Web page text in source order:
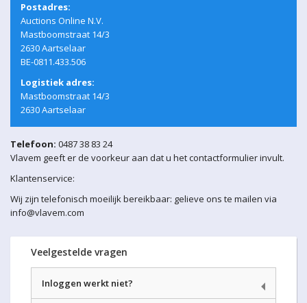
Postadres:
Auctions Online N.V.
Mastboomstraat 14/3
2630 Aartselaar
BE-0811.433.506
Logistiek adres:
Mastboomstraat 14/3
2630 Aartselaar
Telefoon: 0487 38 83 24
Vlavem geeft er de voorkeur aan dat u het contactformulier invult.
Klantenservice:
Wij zijn telefonisch moeilijk bereikbaar: gelieve ons te mailen via
info@vlavem.com
Veelgestelde vragen
Inloggen werkt niet?